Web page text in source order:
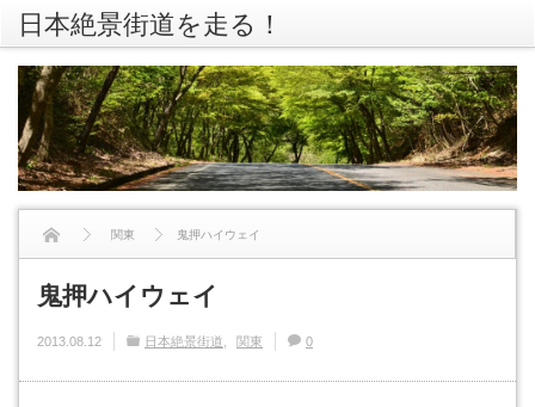
日本絶景街道を走る！
関東 鬼押ハイウェイ
鬼押ハイウェイ
2013.08.12 日本絶景街道 関東 0